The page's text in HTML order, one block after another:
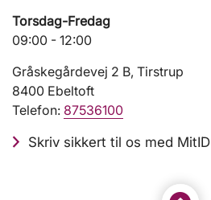
Torsdag-Fredag
09:00 - 12:00
Gråskegårdevej 2 B, Tirstrup
8400 Ebeltoft
Telefon: 87536100
Skriv sikkert til os med MitID